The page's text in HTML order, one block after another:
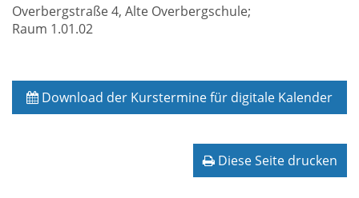
Overbergstraße 4, Alte Overbergschule;
Raum 1.01.02
Download der Kurstermine für digitale Kalender
Diese Seite drucken